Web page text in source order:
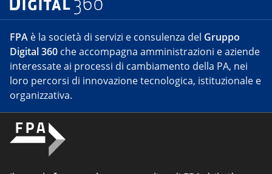
FPA è la società di servizi e consulenza del Gruppo
Digital 360 che accompagna amministrazioni e aziende
interessate ai processi di cambiamento della PA, nei
loro percorsi di innovazione tecnologica, istituzionale e
organizzativa.